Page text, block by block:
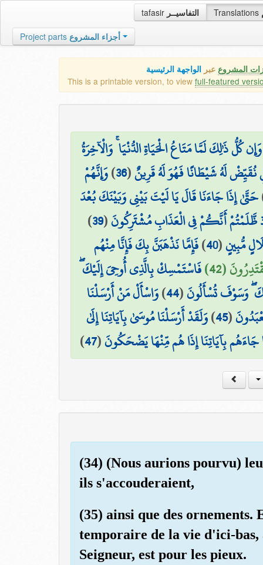
tafasir التفاسيــر Translations
Project parts أجزاء المشروع
المشروع عبر الواجهة الرئيسية
This is a printable version, to view full-featured
كُلُّ ذَٰلِكَ لَمَّا مَتَاعُ الْحَيَاةِ الدُّنْيَا ۚ وَالْآخِرَةُ
لَهُ شَيْطَانًا فَهُوَ لَهُ قَرِينٌ(
36
)وَإِنَّهُمْ
حَتَّىٰ إِذَا جَاءَنَا قَالَ يَا لَيْتَ بَيْنِي وَبَيْنَكَ بُعْدَ
ظَّلَمْتُمْ أَنَّكُمْ فِي الْعَذَابِ مُشْتَرِكُونَ(
39
)
مُّبِينٍ(
40
)فَإِمَّا نَذْهَبَنَّ بِكَ فَإِنَّا مِنْهُم
(42)
فَاسْتَمْسِكْ بِالَّذِي أُوحِيَ إِلَيْكَ ۖ
وَسَوْفَ تُسْأَلُونَ(
44
)وَاسْأَلْ مَنْ أَرْسَلْنَا
(
45
)وَلَقَدْ أَرْسَلْنَا مُوسَىٰ بِآيَاتِنَا إِلَىٰ
جَاءَهُم بِآيَاتِنَا إِذَا هُم مِّنْهَا يَضْحَكُونَ(
47
)
(34) (Nous aurions pourvu)
ils s'accouderaient,
(35) ainsi que des ornements.
temporaire de la vie d'ici-
Seigneur, est pour les pieux.